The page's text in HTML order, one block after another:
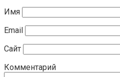
Имя
Email
Сайт
Комментарий